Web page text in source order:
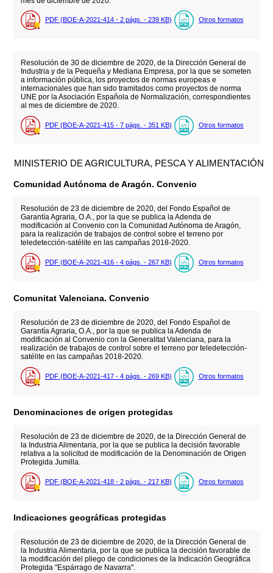
PDF (BOE-A-2021-414 - 2 págs. - 239 KB) Otros formatos
Resolución de 30 de diciembre de 2020, de la Dirección General de
Industria y de la Pequeña y Mediana Empresa, por la que se someten
a información pública, los proyectos de normas europeas e
internacionales que han sido tramitados como proyectos de norma
UNE por la Asociación Española de Normalización, correspondientes
al mes de diciembre de 2020.
PDF (BOE-A-2021-415 - 7 págs. - 351 KB) Otros formatos
MINISTERIO DE AGRICULTURA, PESCA Y ALIMENTACIÓN
Comunidad Autónoma de Aragón. Convenio
Resolución de 23 de diciembre de 2020, del Fondo Español de
Garantía Agraria, O.A., por la que se publica la Adenda de
modificación al Convenio con la Comunidad Autónoma de Aragón,
para la realización de trabajos de control sobre el terreno por
teledetección-satélite en las campañas 2018-2020.
PDF (BOE-A-2021-416 - 4 págs. - 267 KB) Otros formatos
Comunitat Valenciana. Convenio
Resolución de 23 de diciembre de 2020, del Fondo Español de
Garantía Agraria, O.A., por la que se publica la Adenda de
modificación al Convenio con la Generalitat Valenciana, para la
realización de trabajos de control sobre el terreno por teledetección-
satélite en las campañas 2018-2020.
PDF (BOE-A-2021-417 - 4 págs. - 269 KB) Otros formatos
Denominaciones de origen protegidas
Resolución de 23 de diciembre de 2020, de la Dirección General de
la Industria Alimentaria, por la que se publica la decisión favorable
relativa a la solicitud de modificación de la Denominación de Origen
Protegida Jumilla.
PDF (BOE-A-2021-418 - 2 págs. - 217 KB) Otros formatos
Indicaciones geográficas protegidas
Resolución de 23 de diciembre de 2020, de la Dirección General de
la Industria Alimentaria, por la que se publica la decisión favorable de
la modificación del pliego de condiciones de la Indicación Geográfica
Protegida "Espárrago de Navarra".